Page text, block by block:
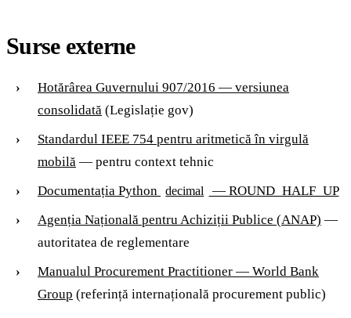
Surse externe
Hotărârea Guvernului 907/2016 — versiunea
consolidată (Legislație gov)
Standardul IEEE 754 pentru aritmetică în virgulă
mobilă — pentru context tehnic
Documentația Python
decimal
— ROUND_HALF_UP
Agenția Națională pentru Achiziții Publice (ANAP) —
autoritatea de reglementare
Manualul Procurement Practitioner — World Bank
Group (referință internațională procurement public)